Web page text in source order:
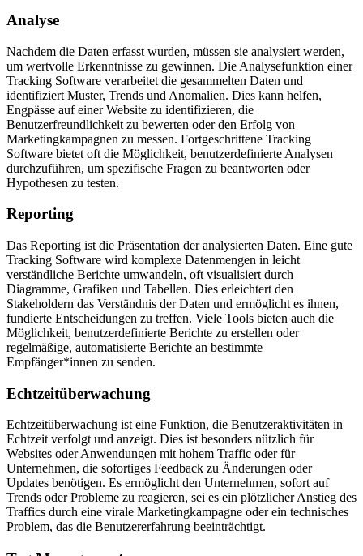
Analyse
Nachdem die Daten erfasst wurden, müssen sie analysiert werden,
um wertvolle Erkenntnisse zu gewinnen. Die Analysefunktion einer
Tracking Software verarbeitet die gesammelten Daten und
identifiziert Muster, Trends und Anomalien. Dies kann helfen,
Engpässe auf einer Website zu identifizieren, die
Benutzerfreundlichkeit zu bewerten oder den Erfolg von
Marketingkampagnen zu messen. Fortgeschrittene Tracking
Software bietet oft die Möglichkeit, benutzerdefinierte Analysen
durchzuführen, um spezifische Fragen zu beantworten oder
Hypothesen zu testen.
Reporting
Das Reporting ist die Präsentation der analysierten Daten. Eine gute
Tracking Software wird komplexe Datenmengen in leicht
verständliche Berichte umwandeln, oft visualisiert durch
Diagramme, Grafiken und Tabellen. Dies erleichtert den
Stakeholdern das Verständnis der Daten und ermöglicht es ihnen,
fundierte Entscheidungen zu treffen. Viele Tools bieten auch die
Möglichkeit, benutzerdefinierte Berichte zu erstellen oder
regelmäßige, automatisierte Berichte an bestimmte
Empfänger*innen zu senden.
Echtzeitüberwachung
Echtzeitüberwachung ist eine Funktion, die Benutzeraktivitäten in
Echtzeit verfolgt und anzeigt. Dies ist besonders nützlich für
Websites oder Anwendungen mit hohem Traffic oder für
Unternehmen, die sofortiges Feedback zu Änderungen oder
Updates benötigen. Es ermöglicht den Unternehmen, sofort auf
Trends oder Probleme zu reagieren, sei es ein plötzlicher Anstieg des
Traffics durch eine virale Marketingkampagne oder ein technisches
Problem, das die Benutzererfahrung beeinträchtigt.